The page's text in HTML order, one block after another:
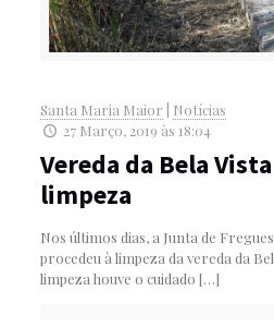
Santa Maria Maior
Notícias
27 Março, 2019 às 18:04
Vereda da Bela
limpeza
Nos últimos dias, a Junta de
procedeu à limpeza da vereda da
limpeza houve o cuidado […]